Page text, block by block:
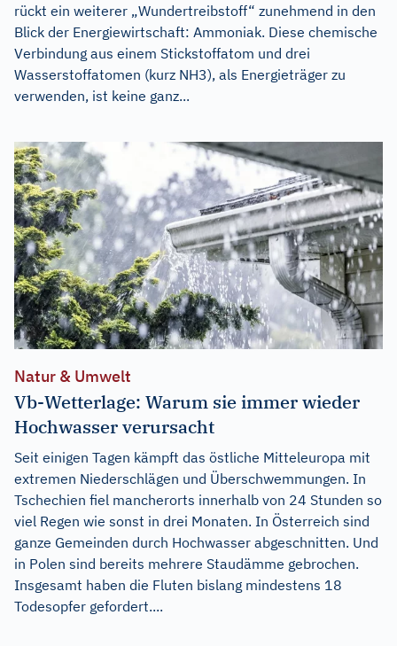
rückt ein weiterer „Wundertreibstoff“ zunehmend in den
Blick der Energiewirtschaft: Ammoniak. Diese chemische
Verbindung aus einem Stickstoffatom und drei
Wasserstoffatomen (kurz NH3), als Energieträger zu
verwenden, ist keine ganz...
Natur & Umwelt
Vb-Wetterlage: Warum sie immer wieder
Hochwasser verursacht
Seit einigen Tagen kämpft das östliche Mitteleuropa mit
extremen Niederschlägen und Überschwemmungen. In
Tschechien fiel mancherorts innerhalb von 24 Stunden so
viel Regen wie sonst in drei Monaten. In Österreich sind
ganze Gemeinden durch Hochwasser abgeschnitten. Und
in Polen sind bereits mehrere Staudämme gebrochen.
Insgesamt haben die Fluten bislang mindestens 18
Todesopfer gefordert....